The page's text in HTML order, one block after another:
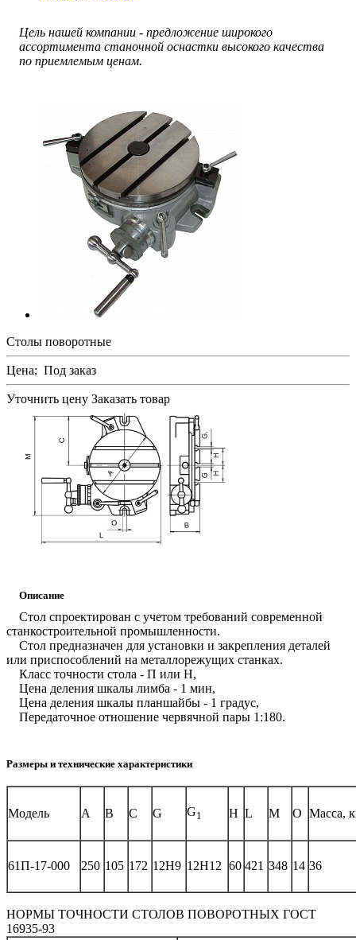
Цель нашей компании - предложение широкого
ассортимента станочной оснастки высокого качества
по приемлемым ценам.
Столы поворотные
Цена: Под заказ
Уточнить цену Заказать товар
Описание
Стол спроектирован с учетом требований современной
станкостроительной промышленности.
Стол предназначен для установки и закрепления деталей
или приспособлений на металлорежущих станках.
Класс точности стола - П или Н,
Цена деления шкалы лимба - 1 мин,
Цена деления шкалы планшайбы - 1 градус,
Передаточное отношение червячной пары 1:180.
Размеры и технические характеристики
Модель A B C G G1 H L M O Масса,
61П-17-000 250 105 172 12Н9 12Н12 60 421 348 14 36
НОРМЫ ТОЧНОСТИ СТОЛОВ ПОВОРОТНЫХ ГОСТ
16935-93